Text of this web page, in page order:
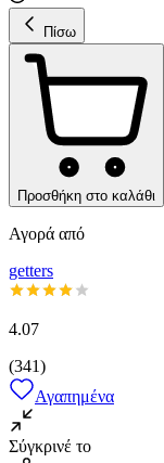
Πίσω
Προσθήκη στο καλάθι
Αγορά από
getters
4.07
(341)
Αγαπημένα
Σύγκρινέ το